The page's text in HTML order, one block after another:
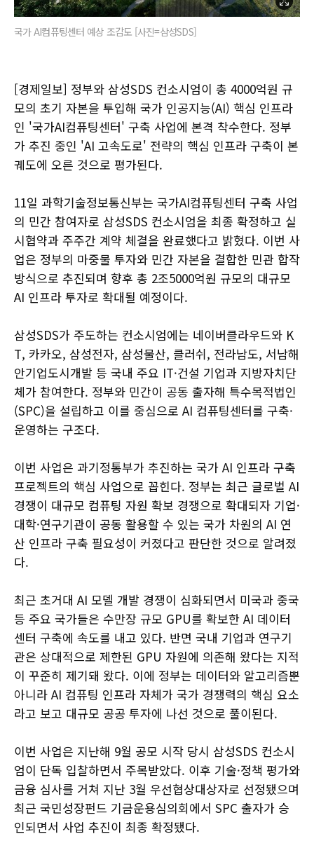
국가 AI컴퓨팅센터 예상 조감도 [사진=삼성SDS]
[경제일보] 정부와 삼성SDS 컨소시엄이 총 4000억원 규
모의 초기 자본을 투입해 국가 인공지능(AI) 핵심 인프라
인 '국가AI컴퓨팅센터' 구축 사업에 본격 착수한다. 정부
가 추진 중인 'AI 고속도로' 전략의 핵심 인프라 구축이 본
궤도에 오른 것으로 평가된다.
11일 과학기술정보통신부는 국가AI컴퓨팅센터 구축 사업
의 민간 참여자로 삼성SDS 컨소시엄을 최종 확정하고 실
시협약과 주주간 계약 체결을 완료했다고 밝혔다. 이번 사
업은 정부의 마중물 투자와 민간 자본을 결합한 민관 합작
방식으로 추진되며 향후 총 2조5000억원 규모의 대규모
AI 인프라 투자로 확대될 예정이다.
삼성SDS가 주도하는 컨소시엄에는 네이버클라우드와 K
T, 카카오, 삼성전자, 삼성물산, 클러쉬, 전라남도, 서남해
안기업도시개발 등 국내 주요 IT·건설 기업과 지방자치단
체가 참여한다. 정부와 민간이 공동 출자해 특수목적법인
(SPC)을 설립하고 이를 중심으로 AI 컴퓨팅센터를 구축·
운영하는 구조다.
이번 사업은 과기정통부가 추진하는 국가 AI 인프라 구축
프로젝트의 핵심 사업으로 꼽힌다. 정부는 최근 글로벌 AI
경쟁이 대규모 컴퓨팅 자원 확보 경쟁으로 확대되자 기업·
대학·연구기관이 공동 활용할 수 있는 국가 차원의 AI 연
산 인프라 구축 필요성이 커졌다고 판단한 것으로 알려졌
다.
최근 초거대 AI 모델 개발 경쟁이 심화되면서 미국과 중국
등 주요 국가들은 수만장 규모 GPU를 확보한 AI 데이터
센터 구축에 속도를 내고 있다. 반면 국내 기업과 연구기
관은 상대적으로 제한된 GPU 자원에 의존해 왔다는 지적
이 꾸준히 제기돼 왔다. 이에 정부는 데이터와 알고리즘뿐
아니라 AI 컴퓨팅 인프라 자체가 국가 경쟁력의 핵심 요소
라고 보고 대규모 공공 투자에 나선 것으로 풀이된다.
이번 사업은 지난해 9월 공모 시작 당시 삼성SDS 컨소시
엄이 단독 입찰하면서 주목받았다. 이후 기술·정책 평가와
금융 심사를 거쳐 지난 3월 우선협상대상자로 선정됐으며
최근 국민성장펀드 기금운용심의회에서 SPC 출자가 승
인되면서 사업 추진이 최종 확정됐다.